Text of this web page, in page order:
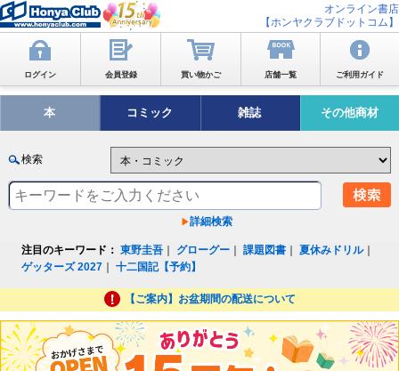
オンライン書店
【ホンヤクラブドットコム】
ログイン 会員登録 買い物かご 店舗一覧 ご利用ガイド
本 コミック 雑誌 その他商材
検索
詳細検索
注目のキーワード： 東野圭吾 グローグー ｜課題図書 ｜夏休みドリル｜
ゲッターズ 2027 ｜十二国記【予約】
【ご案内】お盆期間の配送について